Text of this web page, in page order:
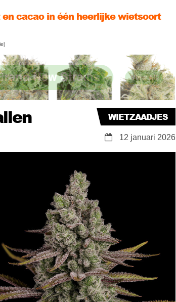
anyone? Zoete topwiet & lekker
WIETZAADJES
12 januari 2026